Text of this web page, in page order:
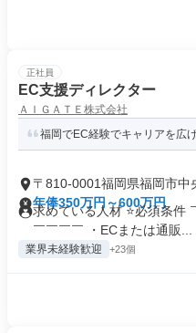
正社員
EC支援ディレクター
ＡＩＧＡＴＥ株式会社
福岡でEC経験でキャリアを広
〒810-0001福岡県福岡市中
年俸350万円～600万円
求めている人材 ⭐必須条件
￣￣￣￣ ・ECまたは通販...
業界未経験歓迎 +23個